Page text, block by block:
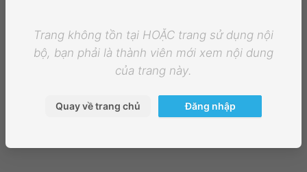
Trang không tồn tại HOẶC trang sử dụng nội
bộ, bạn phải là thành viên mới xem nội dung
của trang này.
Quay về trang chủ Đăng nhập